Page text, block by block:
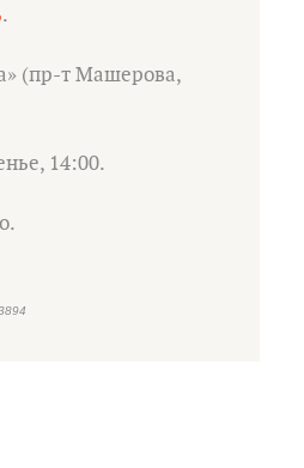
.
(пр-т Машерова,
14:00.